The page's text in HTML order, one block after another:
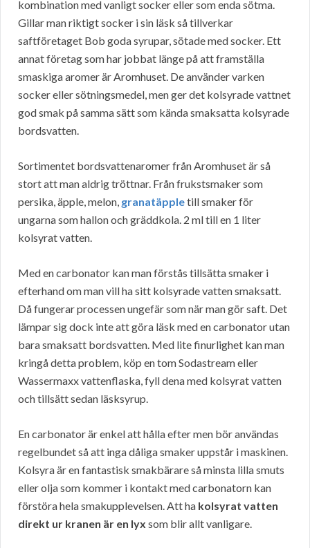
kombination med vanligt socker eller som enda sötma.
Gillar man riktigt socker i sin läsk så tillverkar
saftföretaget Bob goda syrupar, sötade med socker. Ett
annat företag som har jobbat länge på att framställa
smaskiga aromer är Aromhuset. De använder varken
socker eller sötningsmedel, men ger det kolsyrade vattnet
god smak på samma sätt som kända smaksatta kolsyrade
bordsvatten.
Sortimentet bordsvattenaromer från Aromhuset är så
stort att man aldrig tröttnar. Från frukstsmaker som
persika, äpple, melon, granatäppletill smaker för
ungarna som hallon och gräddkola. 2 ml till en 1 liter
kolsyrat vatten.
Med en carbonator kan man förstås tillsätta smaker i
efterhand om man vill ha sitt kolsyrade vatten smaksatt.
Då fungerar processen ungefär som när man gör saft. Det
lämpar sig dock inte att göra läsk med en carbonator utan
bara smaksatt bordsvatten. Med lite finurlighet kan man
kringå detta problem, köp en tom Sodastream eller
Wassermaxx vattenflaska, fyll dena med kolsyrat vatten
och tillsätt sedan läsksyrup.
En carbonator är enkel att hålla efter men bör användas
regelbundet så att inga dåliga smaker uppstår i maskinen.
Kolsyra är en fantastisk smakbärare så minsta lilla smuts
eller olja som kommer i kontakt med carbonatorn kan
förstöra hela smakupplevelsen. Att ha kolsyrat vatten
direkt ur kranen är en lyx som blir allt vanligare.